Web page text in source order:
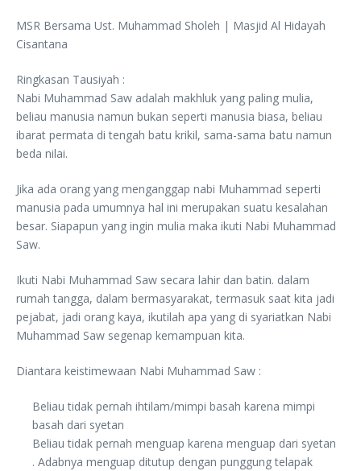
MSR Bersama Ust. Muhammad Sholeh | Masjid Al Hidayah
Cisantana
Ringkasan Tausiyah :
Nabi Muhammad Saw adalah makhluk yang paling mulia,
beliau manusia namun bukan seperti manusia biasa, beliau
ibarat permata di tengah batu krikil, sama-sama batu namun
beda nilai.
Jika ada orang yang menganggap nabi Muhammad seperti
manusia pada umumnya hal ini merupakan suatu kesalahan
besar. Siapapun yang ingin mulia maka ikuti Nabi Muhammad
Saw.
Ikuti Nabi Muhammad Saw secara lahir dan batin. dalam
rumah tangga, dalam bermasyarakat, termasuk saat kita jadi
pejabat, jadi orang kaya, ikutilah apa yang di syariatkan Nabi
Muhammad Saw segenap kemampuan kita.
Diantara keistimewaan Nabi Muhammad Saw :
Beliau tidak pernah ihtilam/mimpi basah karena mimpi
basah dari syetan
Beliau tidak pernah menguap karena menguap dari syetan
. Adabnya menguap ditutup dengan punggung telapak